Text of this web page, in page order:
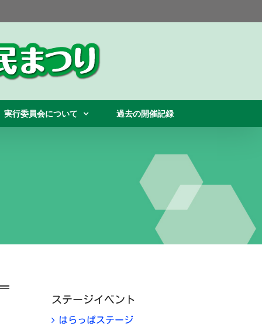
実行委員会について 過去の開催記録
ステージイベント
はらっぱステージ